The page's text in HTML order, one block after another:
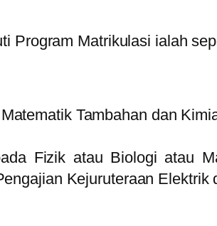
Program Matrikulasi ialah
Tambahan dan
Fizik atau Biologi atau
Kejuruteraan